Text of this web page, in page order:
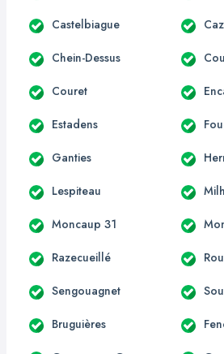
Castelbiague
Chein-Dessus
Couret
Estadens
Ganties
Lespiteau
Moncaup 31
Razecueillé
Sengouagnet
Bruguières